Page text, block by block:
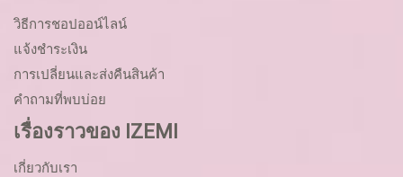
วิธีการชอปออน์ไลน์
แจ้งชำระเงิน
การเปลี่ยนและส่งคืนสินค้า
คำถามที่พบบ่อย
เรื่องราวของ IZEMI
เกี่ยวกับเรา